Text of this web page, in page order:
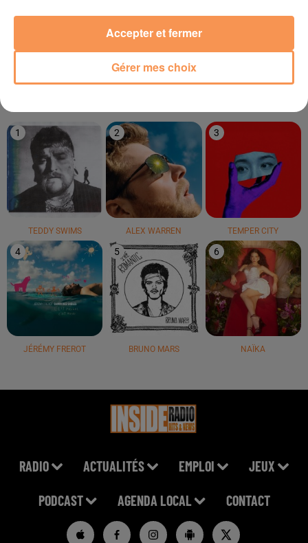
LADY GAGA
LE TOP
1
TEDDY SWIMS
2
ALEX WARREN
3
TEMPER CITY
4
JÉRÉMY FREROT
5
BRUNO MARS
6
NAÏKA
RADIO ACTUALITÉS EMPLOI JEUX
PODCAST AGENDA LOCAL CONTACT
Gérer mes choix
Accepter et fermer